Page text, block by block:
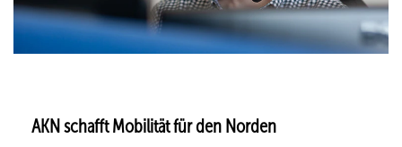
AKN schafft Mobilität für den Norden